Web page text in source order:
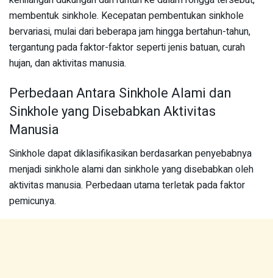
membentuk sinkhole. Kecepatan pembentukan sinkhole
bervariasi, mulai dari beberapa jam hingga bertahun-tahun,
tergantung pada faktor-faktor seperti jenis batuan, curah
hujan, dan aktivitas manusia.
Perbedaan Antara Sinkhole Alami dan
Sinkhole yang Disebabkan Aktivitas
Manusia
Sinkhole dapat diklasifikasikan berdasarkan penyebabnya
menjadi sinkhole alami dan sinkhole yang disebabkan oleh
aktivitas manusia. Perbedaan utama terletak pada faktor
pemicunya.